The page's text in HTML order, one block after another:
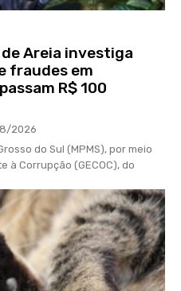
Areia investiga
fraudes em
R$ 100
2026
do Sul (MPMS), por meio
à Corrupção (GECOC), do